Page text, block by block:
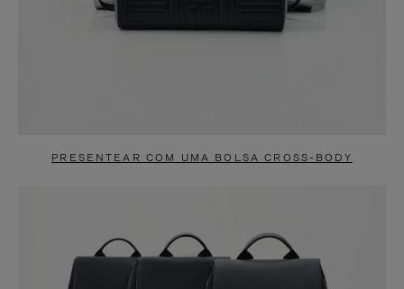
PRESENTEAR COM UMA BOLSA CROSS-BODY